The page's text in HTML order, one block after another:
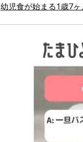
幼児食が始まる1歳7ヶ